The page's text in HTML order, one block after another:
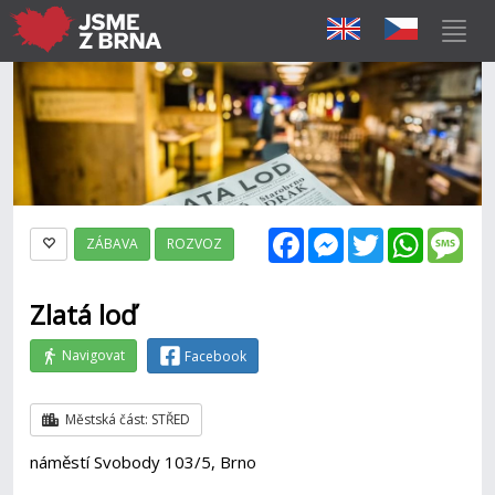
FacebookMessenger
Twitter
ZÁBAVA ROZVOZ
Zlatá loď
Navigovat Facebook
Městská část: STŘED
náměstí Svobody 103/5, Brno